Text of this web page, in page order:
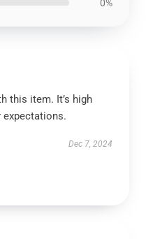
0%
this item. It’s high
expectations.
Dec 7, 2024